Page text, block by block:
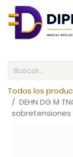
Todos los
DEHN DG M
sobretensiones